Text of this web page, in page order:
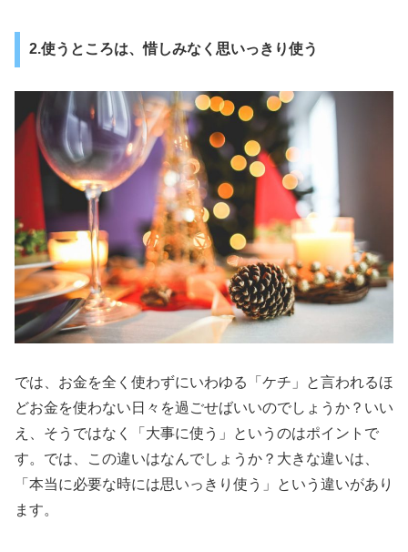
2.使うところは、惜しみなく思いっきり使う
では、お金を全く使わずにいわゆる「ケチ」と言われるほ
どお金を使わない日々を過ごせばいいのでしょうか？いい
え、そうではなく「大事に使う」というのはポイントで
す。では、この違いはなんでしょうか？大きな違いは、
「本当に必要な時には思いっきり使う」という違いがあり
ます。